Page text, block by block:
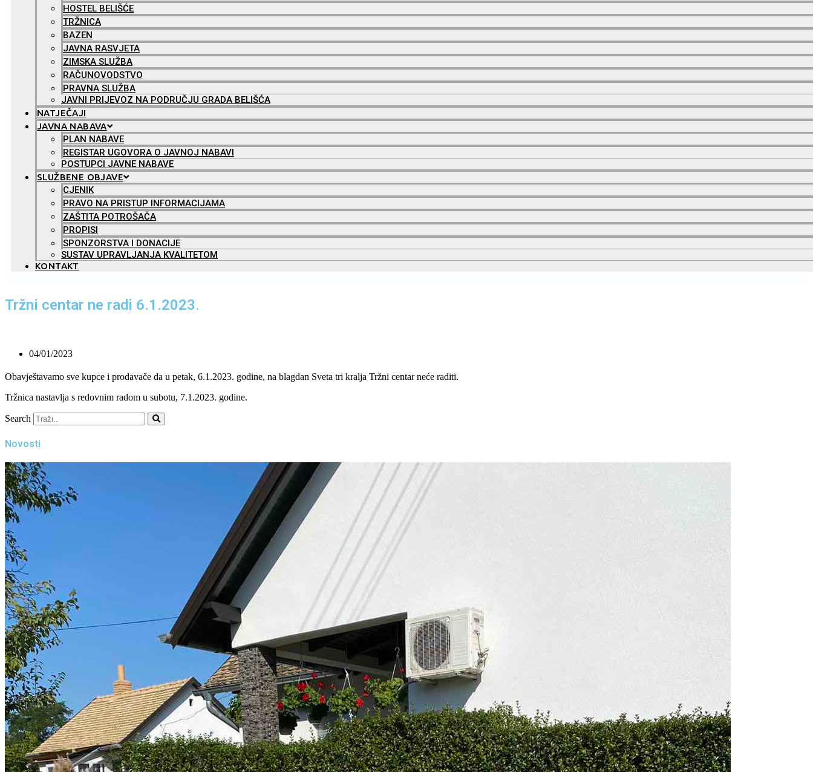
HOSTEL BELIŠĆE
TRŽNICA
BAZEN
JAVNA RASVJETA
ZIMSKA SLUŽBA
RAČUNOVODSTVO
PRAVNA SLUŽBA
JAVNI PRIJEVOZ NA PODRUČJU GRADA BELIŠĆA
NATJEČAJI
JAVNA NABAVA
PLAN NABAVE
REGISTAR UGOVORA O JAVNOJ NABAVI
POSTUPCI JAVNE NABAVE
SLUŽBENE OBJAVE
CJENIK
PRAVO NA PRISTUP INFORMACIJAMA
ZAŠTITA POTROŠAČA
PROPISI
SPONZORSTVA I DONACIJE
SUSTAV UPRAVLJANJA KVALITETOM
KONTAKT
Tržni centar ne radi 6.1.2023.
04/01/2023
Obavještavamo sve kupce i prodavače da u petak, 6.1.2023. godine, na blagdan Sveta tri kralja Tržni centar neće raditi.
Tržnica nastavlja s redovnim radom u subotu, 7.1.2023. godine.
Search
Novosti